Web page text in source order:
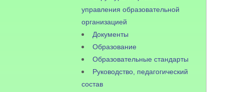
управления образовательной
организацией
Документы
Образование
Образовательные стандарты
Руководство, педагогический
состав